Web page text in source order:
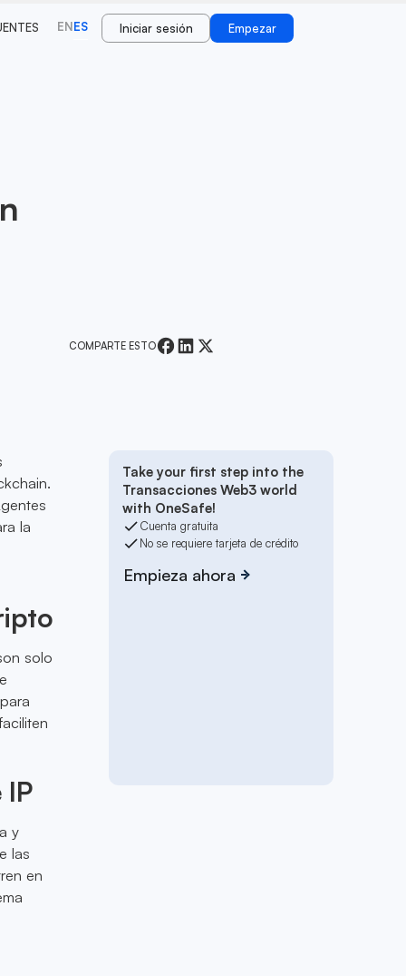
ENES Iniciar sesión Empezar
COMPARTE ESTO
la
solo
IP
y
las
en
Take your first step into the
Transacciones Web3 world
with OneSafe!
Cuenta gratuita
No se requiere tarjeta de crédito
Empieza ahora